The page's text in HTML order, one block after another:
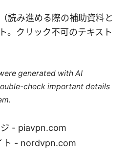
読み進める際の補助資料と
。クリック不可のテキスト
generated with AI
check important details
- piavpn.com
ト - nordvpn.com